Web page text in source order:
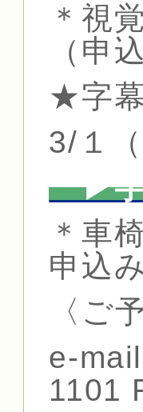
＊視
（申
★字
3/１
▶字
＊車
申込
〈ご
e-
1101